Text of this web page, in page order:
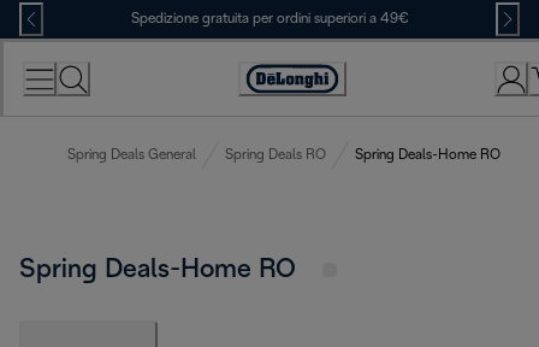
Skip
to
Content
Spedizione gratuita per ordini superiori a 49€
Accessibility
Spring Deals General Spring Deals RO Spring Deals-Home RO
Spring Deals-Home RO